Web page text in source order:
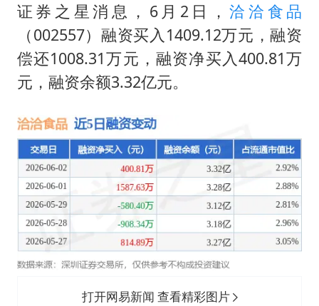
宇树科技 打新
台风白海豚进入48小时警戒线
曝韩足协曾为外籍裁判安排性招待
深圳地面沉降致车辆损坏系谣言
OpenAI免费版将升级为GPT-5.6 Luna
中方回应是否在太平洋海底开采稀土
奋进开新局 实干挑大梁
证券之星消息，6月2日，洽洽食品
（002557）融资买入1409.12万元，融资
偿还1008.31万元，融资净买入400.81万
元，融资余额3.32亿元。
打开网易新闻 查看精彩图片